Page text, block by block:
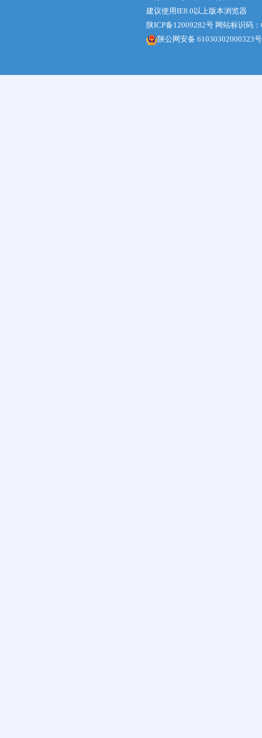
建议使用IE8.0以上版本浏览器
陕ICP备12009282号 网站标识码
陕公网安备 61030302000323号